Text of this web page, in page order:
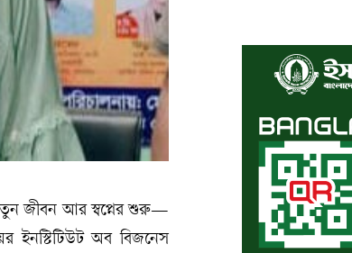
নতুন জীবন আর স্বপ্নের শুরু—
ইনস্টিটিউট অব বিজনেস